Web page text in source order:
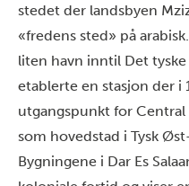
stedet der landsbyen
«fredens sted» på
liten havn inntil Det
etablerte en stasjon der i
utgangspunkt for
som hovedstad i Tysk
Bygningene i Dar Es